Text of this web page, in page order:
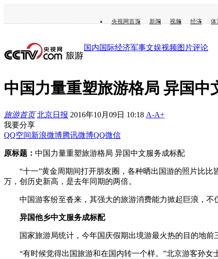
央视网首页 新闻 视频 经济 体
国内国际经济军事文娱视频图片评论
中国力量重塑旅游格局 异国中
旅游首页 北京日报 2016年10月09日 10:18 A-A+
我要分享
QQ空间新浪微博腾讯微博QQ微信
原标题： 中国力量重塑旅游格局 异国中文服务成标配
“十一”黄金周期间打开朋友圈，各种晒出国游的照片比比
万，创历史新高，是去年同期的两倍。
中国游客纷至沓来，其强大的旅游消费能力掀起巨浪，不
异国他乡中文服务成标配
国家旅游局统计，今年国庆假期出境游最火热的目的地前
“有时候觉得出国旅游和在国内转一个样。”北京游客孙女